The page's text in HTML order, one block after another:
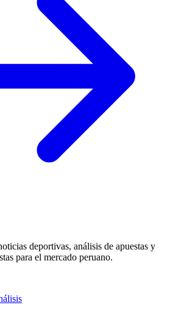
deportivas, análisis de apuestas y
para el mercado peruano.